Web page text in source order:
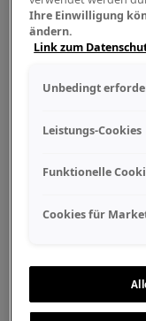
PA
Ihre Einwilligung
ändern.
Link zum
Unbedingt
Leistungs-Cookies
Funktionelle
Cookies für